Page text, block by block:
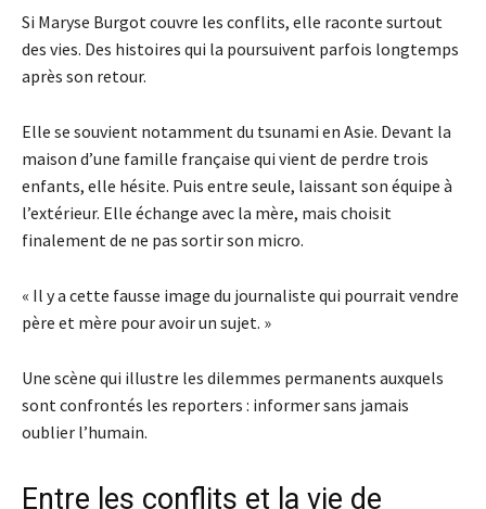
Si Maryse Burgot couvre les conflits, elle raconte surtout
des vies. Des histoires qui la poursuivent parfois longtemps
après son retour.
Elle se souvient notamment du tsunami en Asie. Devant la
maison d’une famille française qui vient de perdre trois
enfants, elle hésite. Puis entre seule, laissant son équipe à
l’extérieur. Elle échange avec la mère, mais choisit
finalement de ne pas sortir son micro.
« Il y a cette fausse image du journaliste qui pourrait vendre
père et mère pour avoir un sujet. »
Une scène qui illustre les dilemmes permanents auxquels
sont confrontés les reporters : informer sans jamais
oublier l’humain.
Entre les conflits et la vie de